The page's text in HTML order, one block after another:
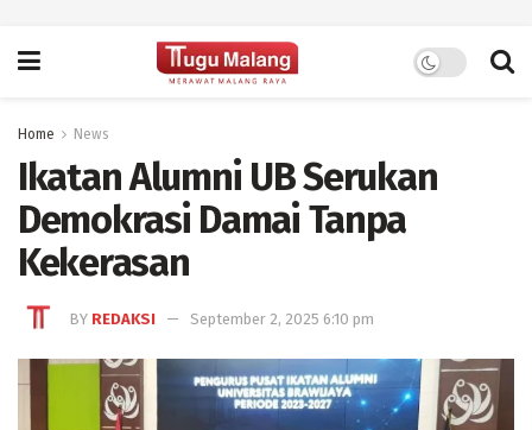
Home News
Ikatan Alumni UB Serukan
Demokrasi Damai Tanpa
Kekerasan
BY REDAKSI September 2, 2025 6:10 pm